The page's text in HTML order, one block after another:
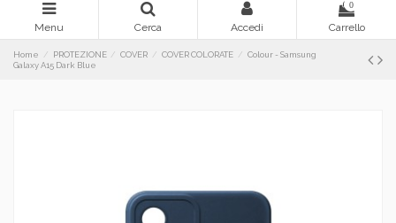
Menu Cerca Accedi
0
Carrello
Home PROTEZIONE COVER COVER COLORATE
Colour - Samsung
Galaxy A15 Dark Blue